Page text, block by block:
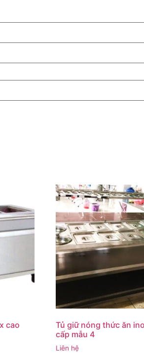
cao
Tủ giữ nóng thức ăn
cấp mẫu 4
Liên hệ